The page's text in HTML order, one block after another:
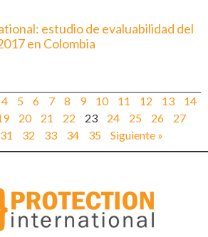
estudio de evaluabilidad del
en Colombia
4 5 6 7 8 9 10 11 12 13
14
20 21 22 23 24 25 26
27
31 32 33 34 35 Siguiente »